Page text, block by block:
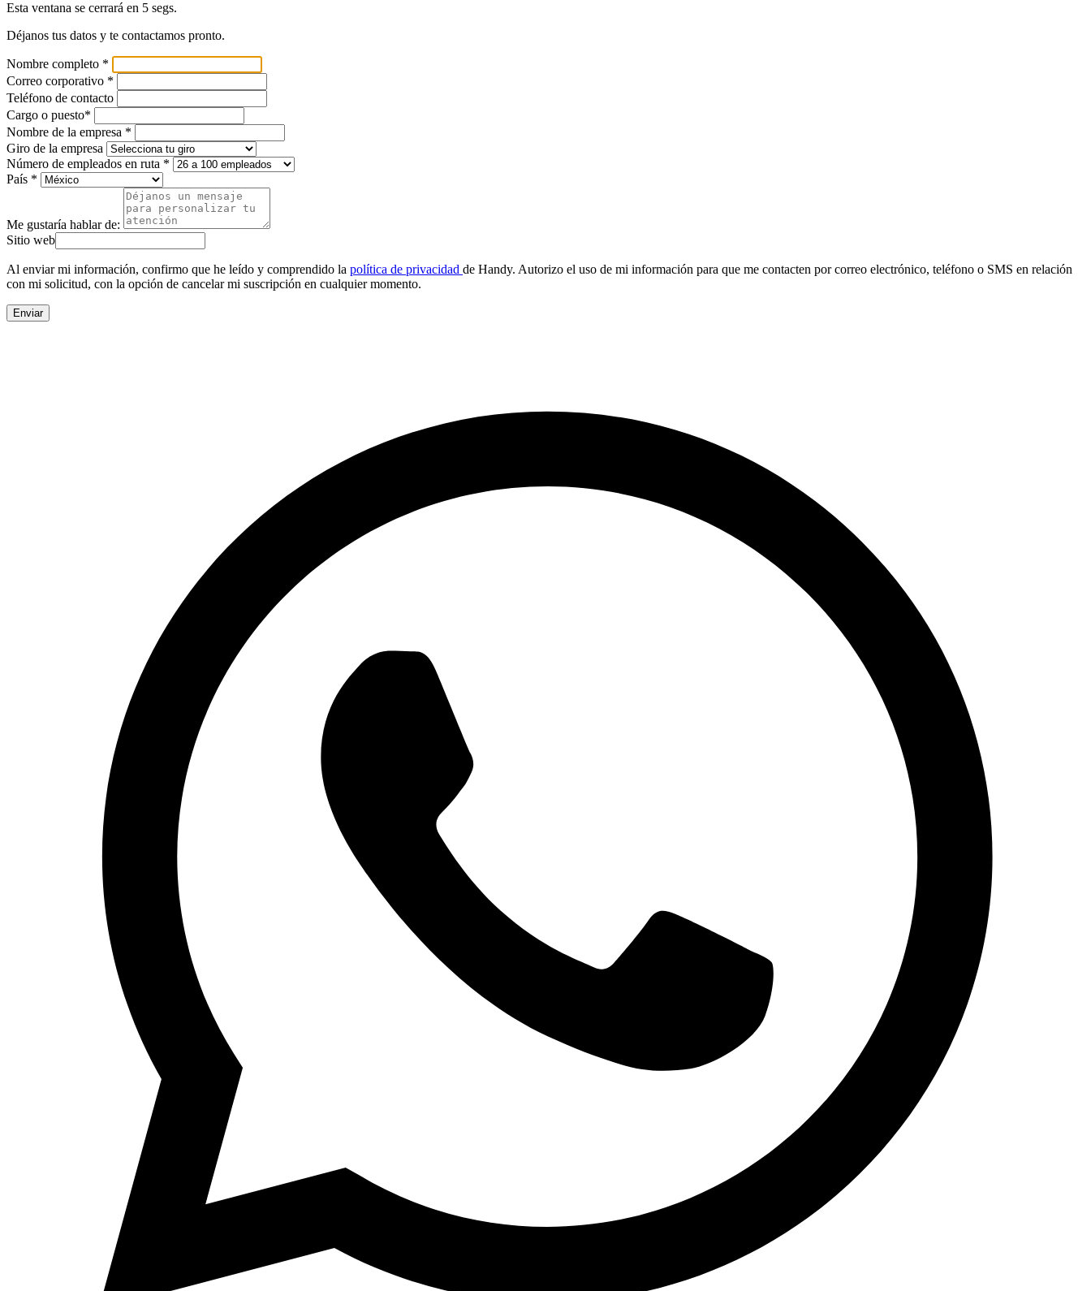
Esta ventana se cerrará en 5 segs.
Déjanos tus datos y te contactamos pronto.
Nombre completo *
Correo corporativo *
Teléfono de contacto
Cargo o puesto*
Nombre de la empresa *
Giro de la empresa
Número de empleados en ruta *
País *
Me gustaría hablar de:
Sitio web
Al enviar mi información, confirmo que he leído y comprendido la política de privacidad de Handy. Autorizo el uso de mi información para que me contacten por correo electrónico, teléfono o SMS en relación
con mi solicitud, con la opción de cancelar mi suscripción en cualquier momento.
Enviar